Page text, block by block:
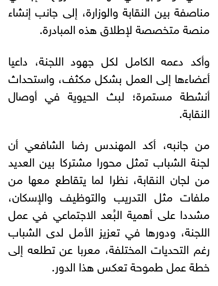
مناصفة بين النقابة والوزارة، إلى جانب إنشاء
منصة متخصصة لإطلاق هذه المبادرة.
وأكد دعمه الكامل لكل جهود اللجنة، داعيا
أعضاءها إلى العمل بشكل مكثف، واستحداث
أنشطة مستمرة؛ لبث الحيوية في أوصال
النقابة.
من جانبه، أكد المهندس رضا الشافعي أن
لجنة الشباب تمثل محورا مشتركا بين العديد
من لجان النقابة، نظرا لما يتقاطع معها من
ملفات مثل التدريب والتوظيف والإسكان،
مشددا على أهمية البُعد الاجتماعي في عمل
اللجنة، ودورها في تعزيز الأمل لدى الشباب
رغم التحديات المختلفة، معربا عن تطلعه إلى
خطة عمل طموحة تعكس هذا الدور.